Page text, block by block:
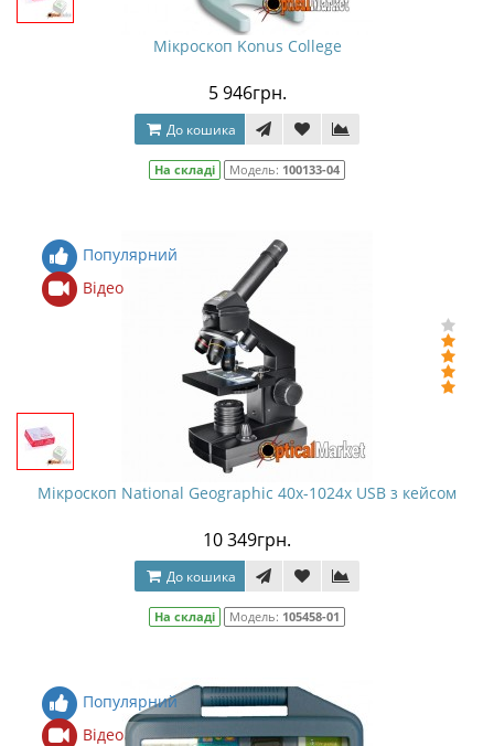
Мікроскоп Konus College
5 946грн.
До кошика
На складі Модель: 100133-04
Популярний
Відео
Мікроскоп National Geographic 40x-1024x USB з кейсом
10 349грн.
До кошика
На складі Модель: 105458-01
Популярний
Відео